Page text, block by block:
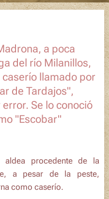
a poca
del río Milanillos,
llamado por
de Tardajos",
Se lo conoció
"Escobar"
aldea procedente de la
a pesar de la peste,
como caserío.